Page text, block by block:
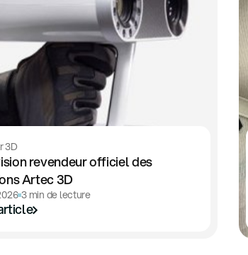
3D
revendeur officiel des
Artec 3D
3 min de lecture